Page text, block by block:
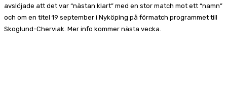
avslöjade att det var “nästan klart” med en stor match mot ett “namn”
och om en titel 19 september i Nyköping på förmatch programmet till
Skoglund-Cherviak. Mer info kommer nästa vecka.